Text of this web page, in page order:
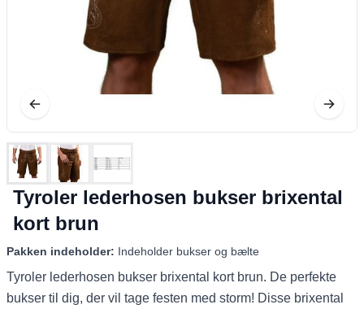
Tyroler lederhosen bukser brixental
kort brun
Pakken indeholder: Indeholder bukser og bælte
Tyroler lederhosen bukser brixental kort brun. De perfekte
bukser til dig, der vil tage festen med storm! Disse brixental